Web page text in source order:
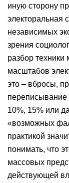
иную сторону
электоральная
независимых
зрения
разбор
масштабов
это – вбросы,
переписывание
10%, 15% или
«возможных
практикой
понимать, что
массовых
действующей